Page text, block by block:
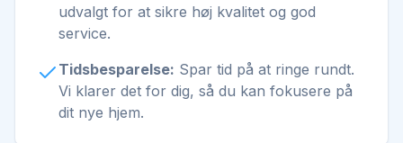
udvalgt for at sikre høj kvalitet og god
service.
Tidsbesparelse: Spar tid på at ringe rundt.
Vi klarer det for dig, så du kan fokusere på
dit nye hjem.